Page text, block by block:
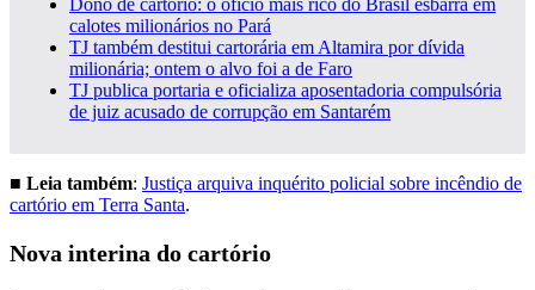
Dono de cartório: o ofício mais rico do Brasil esbarra em
calotes milionários no Pará
TJ também destitui cartorária em Altamira por dívida
milionária; ontem o alvo foi a de Faro
TJ publica portaria e oficializa aposentadoria compulsória
de juiz acusado de corrupção em Santarém
■ Leia também: Justiça arquiva inquérito policial sobre incêndio de
cartório em Terra Santa.
Nova interina do cartório